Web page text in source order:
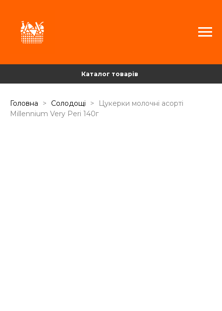
Каталог товарів
Головна Солодощі
Цукерки молочні асорті
Millennium Very Peri 140г